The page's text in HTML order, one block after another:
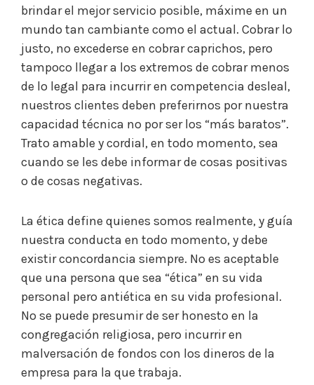
brindar el mejor servicio posible, máxime en un
mundo tan cambiante como el actual. Cobrar lo
justo, no excederse en cobrar caprichos, pero
tampoco llegar a los extremos de cobrar menos
de lo legal para incurrir en competencia desleal,
nuestros clientes deben preferirnos por nuestra
capacidad técnica no por ser los “más baratos”.
Trato amable y cordial, en todo momento, sea
cuando se les debe informar de cosas positivas
o de cosas negativas.
La ética define quienes somos realmente, y guía
nuestra conducta en todo momento, y debe
existir concordancia siempre. No es aceptable
que una persona que sea “ética” en su vida
personal pero antiética en su vida profesional.
No se puede presumir de ser honesto en la
congregación religiosa, pero incurrir en
malversación de fondos con los dineros de la
empresa para la que trabaja.